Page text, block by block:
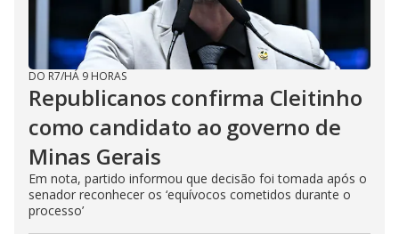
DO R7/HÁ 9 HORAS
Republicanos confirma Cleitinho
como candidato ao governo de
Minas Gerais
Em nota, partido informou que decisão foi tomada após o
senador reconhecer os ‘equívocos cometidos durante o
processo’